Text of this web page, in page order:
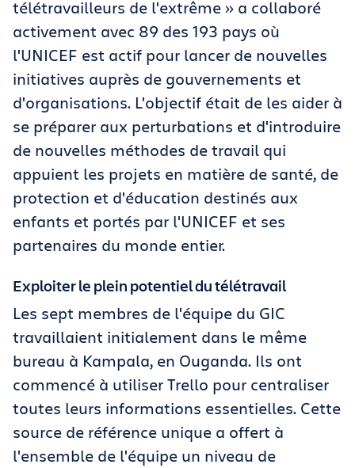
télétravailleurs de l'extrême » a collaboré
activement avec 89 des 193 pays où
l'UNICEF est actif pour lancer de nouvelles
initiatives auprès de gouvernements et
d'organisations. L'objectif était de les aider à
se préparer aux perturbations et d'introduire
de nouvelles méthodes de travail qui
appuient les projets en matière de santé, de
protection et d'éducation destinés aux
enfants et portés par l'UNICEF et ses
partenaires du monde entier.
Exploiter le plein potentiel du télétravail
Les sept membres de l'équipe du GIC
travaillaient initialement dans le même
bureau à Kampala, en Ouganda. Ils ont
commencé à utiliser Trello pour centraliser
toutes leurs informations essentielles. Cette
source de référence unique a offert à
l'ensemble de l'équipe un niveau de